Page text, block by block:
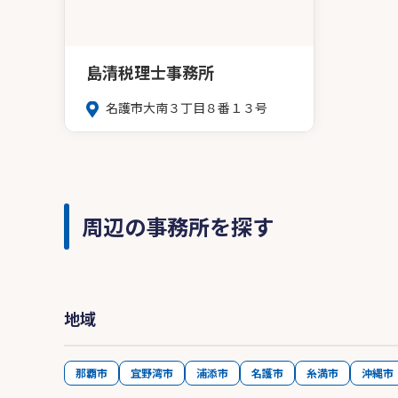
島清税理士事務所
名護市大南３丁目８番１３号
周辺の事務所を探す
地域
那覇市 宜野湾市 浦添市 名護市 糸満市 沖縄市